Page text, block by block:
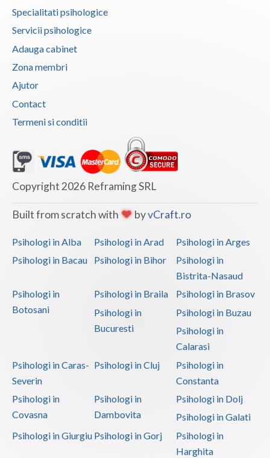
Specialitati psihologice
Servicii psihologice
Adauga cabinet
Zona membri
Ajutor
Contact
Termeni si conditii
Copyright 2026 Reframing SRL
Built from scratch with byvCraft.ro
Psihologi in Alba Psihologi in Arad
Psihologi in Arges
Psihologi in Bacau
Psihologi in Bihor
Psihologi in
Bistrita-Nasaud
Psihologi in
Botosani
Psihologi in Braila
Psihologi in Brasov
Psihologi in
Bucuresti
Psihologi in Buzau
Psihologi in
Calarasi
Psihologi in Caras-
Severin
Psihologi in Cluj
Psihologi in
Constanta
Psihologi in
Covasna
Psihologi in
Dambovita
Psihologi in Dolj
Psihologi in Galati
Psihologi in Giurgiu Psihologi in Gorj
Psihologi in
Harghita